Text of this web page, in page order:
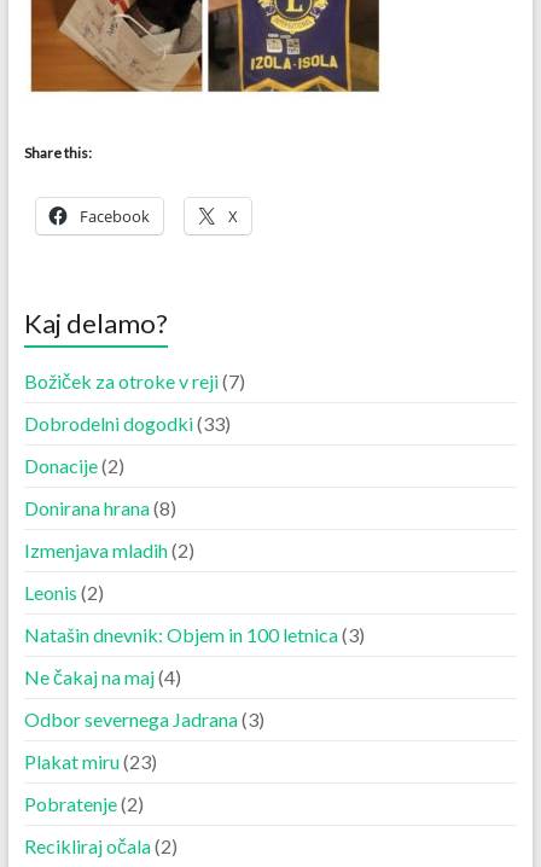
Share this:
Facebook X
Kaj delamo?
Božiček za otroke v reji(7)
Dobrodelni dogodki(33)
Donacije(2)
Donirana hrana(8)
Izmenjava mladih(2)
Leonis (2)
Natašin dnevnik: Objem in 100 letnica(3)
Ne čakaj na maj(4)
Odbor severnega Jadrana(3)
Plakat miru(23)
Pobratenje(2)
Recikliraj očala(2)